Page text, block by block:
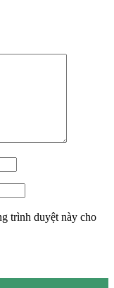
trình duyệt này cho